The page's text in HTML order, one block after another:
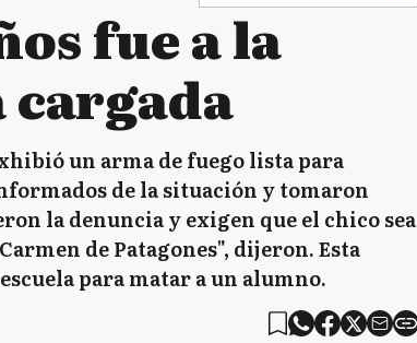
fue a la
cargada
un arma de fuego lista para
de la situación y tomaron
la denuncia y exigen que el chico sea
de Patagones", dijeron. Esta
para matar a un alumno.